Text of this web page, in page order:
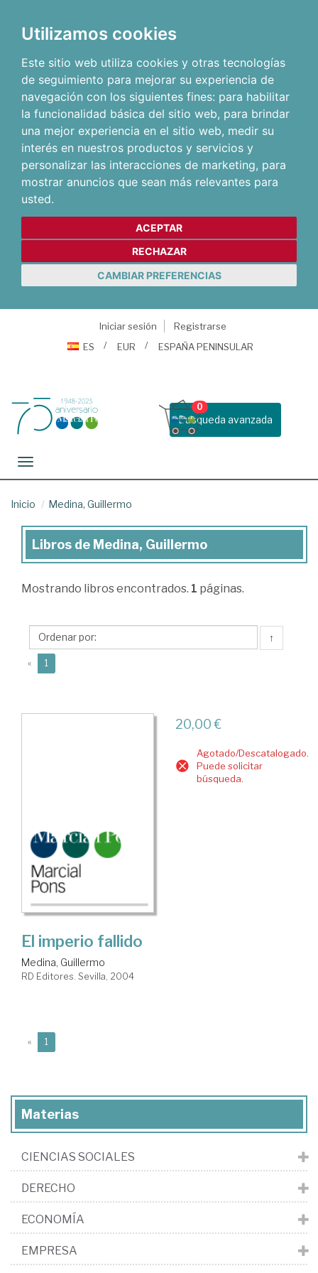
Utilizamos cookies
Este sitio web utiliza cookies y otras tecnologías
de seguimiento para mejorar su experiencia de
navegación con los siguientes fines: para habilitar
la funcionalidad básica del sitio web, para brindar
una mejor experiencia en el sitio web, medir su
interés en nuestros productos y servicios y
personalizar las interacciones de marketing, para
mostrar anuncios que sean más relevantes para
usted.
ACEPTAR
RECHAZAR
CAMBIAR PREFERENCIAS
Iniciar sesión
Registrarse
ES
EUR ESPAÑA PENINSULAR
Busqueda avanzada
0
Toggle navigation
Inicio Medina, Guillermo
Libros
Medina,
Libros de Medina, Guillermo
Mostrando libros encontrados. 1 páginas.
↑
« 1
20,00 €
Agotado/Descatalogado.
Puede solicitar
búsqueda.
El imperio fallido
Medina, Guillermo
RD Editores. Sevilla, 2004
« 1
Materias
CIENCIAS SOCIALES
DERECHO
ECONOMÍA
EMPRESA